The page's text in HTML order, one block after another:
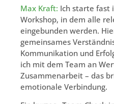
Max Kraft: Ich starte fast
Workshop, in dem alle
eingebunden werden.
gemeinsames
Kommunikation und
ich mit dem Team an
Zusammenarbeit – das
emotionale Verbindung.